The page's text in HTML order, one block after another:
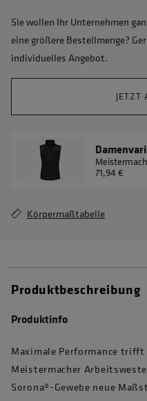
Sie wollen Ihr Unternehmen
eine größere Bestellmenge?
individuelles Angebot.
JETZT
71,94 €
Körpermaßtabelle
Produktbeschreibung
Produktinfo
Maximale Performance
Meistermacher
Sorona®-Gewebe neue